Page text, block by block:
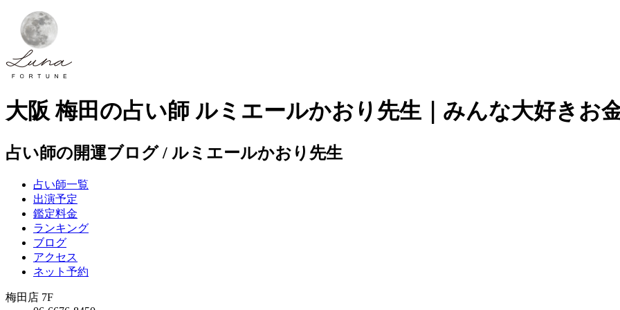
大阪 梅田の占い師 ルミエールかおり先生｜みんな大好き
占い師の開運ブログ / ルミエールかおり先生
占い師一覧
出演予定
鑑定料金
ランキング
ブログ
アクセス
ネット予約
梅田店 7F